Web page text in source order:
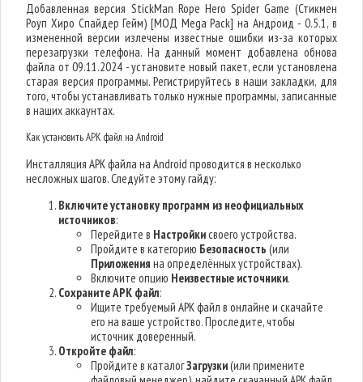
Добавленная версия StickMan Rope Hero Spider Game (Стикмен
Роуп Хиро Спайдер Гейм) [МОД Mega Pack] на Андроид - 0.5.1, в
измененной версии излечены известные ошибки из-за которых
перезагрузки телефона. На данный момент добавлена обнова
файла от 09.11.2024 - установите новый пакет, если установлена
старая версия программы. Регистрируйтесь в наши закладки, для
того, чтобы устанавливать только нужные программы, записанные
в наших аккаунтах.
Как установить APK файл на Android
Инсталляция APK файла на Android проводится в несколько
несложных шагов. Следуйте этому гайду:
Включите установку программ из неофициальных
источников:
Перейдите в Настройкисвоего устройства.
Пройдите в категорию Безопасность (или
Приложения на определённых устройствах).
Включите опцию Неизвестные источники.
Сохраните APK файл:
Ищите требуемый APK файл в онлайне и скачайте
его на ваше устройство. Проследите, чтобы
источник доверенный.
Откройте файл:
Пройдите в каталогЗагрузки(или примените